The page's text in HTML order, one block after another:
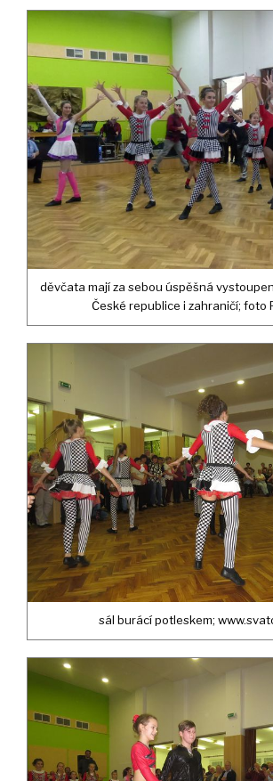
děvčata mají za sebou úspěšná
České republice i zahraničí; foto
sál burácí potleskem;